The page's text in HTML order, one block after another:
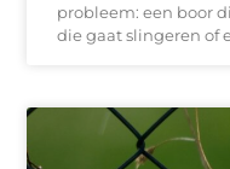
probleem: een boor
die gaat slingeren of